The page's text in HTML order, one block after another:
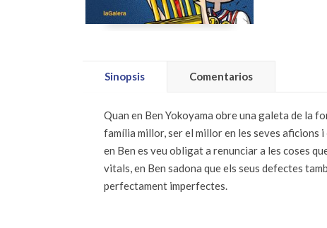
Sinopsis Comentarios
Quan en Ben Yokoyama obre una galeta de la
família millor, ser el millor en les seves aficions
en Ben es veu obligat a renunciar a les coses
vitals, en Ben sadona que els seus defectes
perfectament imperfectes.